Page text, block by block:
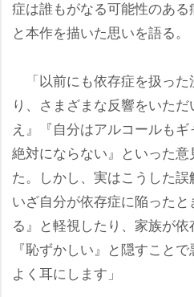
症は誰もがなる可能性のある
と本作を描いた思いを語る。
「以前にも依存症を扱った
り、さまざまな反響をいた
え』『自分はアルコールも
絶対にならない』といった
た。しかし、実はこうした誤
いざ自分が依存症に陥った
る』と軽視したり、家族が
『恥ずかしい』と隠すこと
よく耳にします」